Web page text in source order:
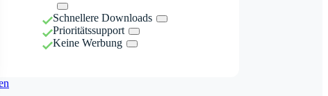
Schnellere Downloads
Prioritätssupport
Keine Werbung